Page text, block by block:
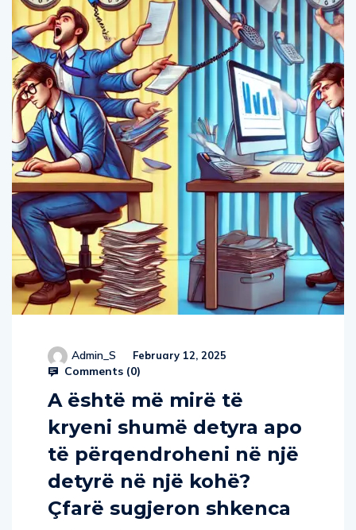
Admin_S February 12, 2025
Comments (0)
A është më mirë të
kryeni shumë detyra apo
të përqendroheni në një
detyrë në një kohë?
Çfarë sugjeron shkenca